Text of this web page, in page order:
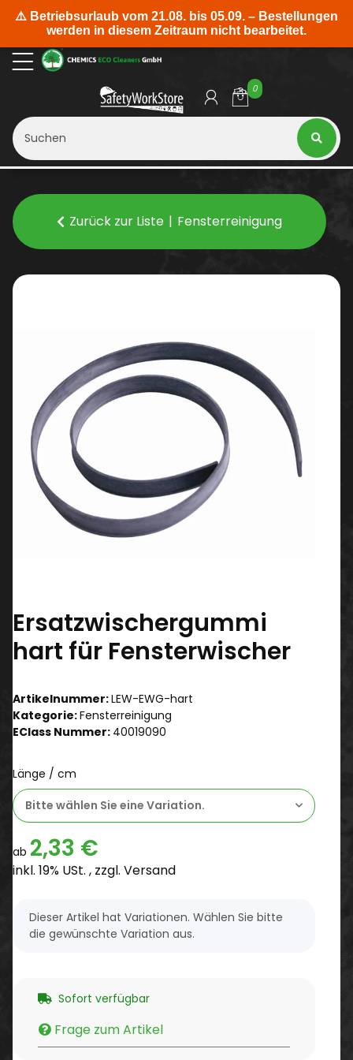
0
Zurück zur Liste Fensterreinigung
Ersatzwischergummi
hart für Fensterwischer
Artikelnummer:LEW-EWG-hart
Kategorie:Fensterreinigung
EClass Nummer: 40019090
Länge / cm
Bitte wählen Sie eine Variation.
ab 2,33 €
inkl. 19% USt. , zzgl. Versand
x
Dieser Artikel hat Variationen. Wählen Sie bitte
die gewünschte Variation aus.
Sofort verfügbar
Frage zum Artikel